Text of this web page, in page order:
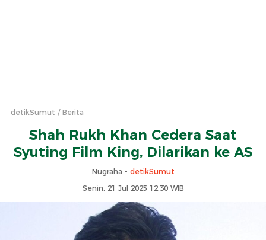
detikSumut Berita
Shah Rukh Khan Cedera Saat
Syuting Film King, Dilarikan ke AS
Nugraha - detikSumut
Senin, 21 Jul 2025 12:30 WIB